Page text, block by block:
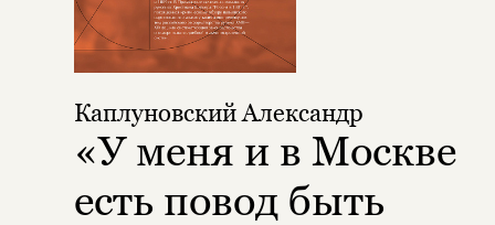
Каплуновский Александр
«У меня и в Москве
есть повод быть